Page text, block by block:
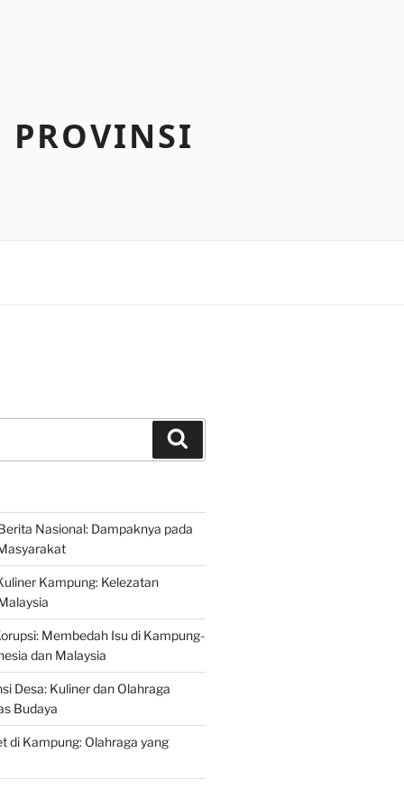
PROVINSI
Nasional: Dampaknya pada
Kampung: Kelezatan
Membedah Isu di Kampung-
dan Malaysia
Desa: Kuliner dan Olahraga
Budaya
di Kampung: Olahraga yang